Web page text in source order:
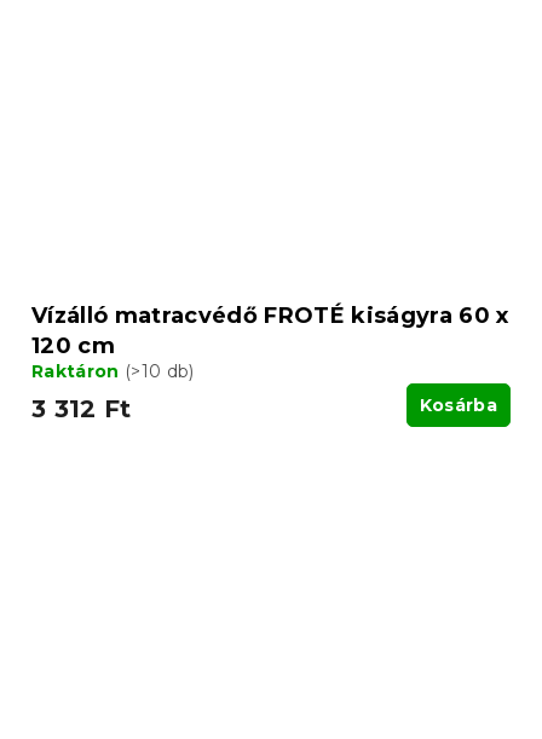
Vízálló matracvédő FROTÉ kiságyra 60 x
120 cm
Raktáron (>10 db)
3 312 Ft Kosárba